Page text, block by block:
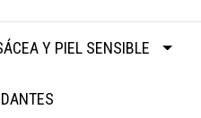
Y PIEL SENSIBLE